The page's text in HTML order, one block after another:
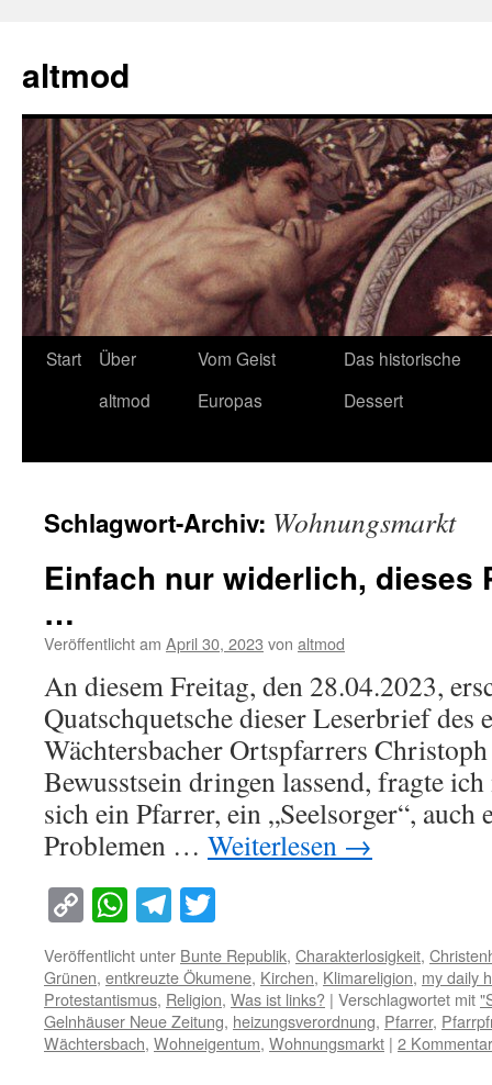
springen
altmod
Start
Über
altmod
Vom Geist
Europas
Das historische
Dessert
Schlagwort-Archiv: Wohnungsmarkt
Einfach nur widerlich, dieses
…
Veröffentlicht am April 30, 2023 von altmod
An diesem Freitag, den 28.04.2023,
Quatschquetsche dieser Leserbrief des
Wächtersbacher Ortspfarrers
Bewusstsein dringen lassend, fragte
sich ein Pfarrer, ein „Seelsorger“, auch
Problemen … Weiterlesen →
Copy
Link
WhatsApp
Telegram
Veröffentlicht unter Bunte Republik, Charakterlosigkeit,
Grünen, entkreuzte Ökumene, Kirchen, Klimareligion, my daily
Protestantismus, Religion, Was ist links? | Verschlagwortet mit
Gelnhäuser Neue Zeitung, heizungsverordnung, Pfarrer,
Wächtersbach, Wohneigentum, Wohnungsmarkt | 2